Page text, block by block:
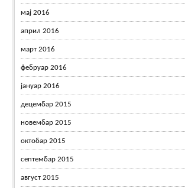
мај 2016
април 2016
март 2016
фебруар 2016
јануар 2016
децембар 2015
новембар 2015
октобар 2015
септембар 2015
август 2015